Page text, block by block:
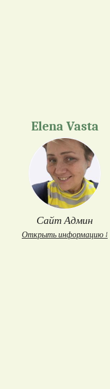
Elena Vasta
Сайт Админ
Открыть информацию ↓